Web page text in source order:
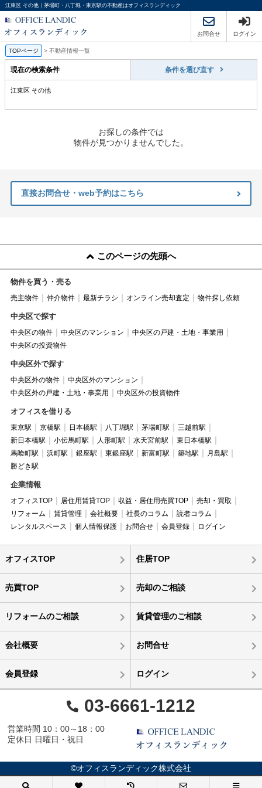
江東区 その他｜茅場町・八丁堀・東京駅の不動産はオフィスランディック
お問合せ ログイン
TOPページ > 不動産情報一覧
現在の検索条件 条件を選び直す
江東区 その他
お探しの条件では
物件が見つかりませんでした。
直接お問合せ・web予約はこちら
このページの先頭へ
物件を買う・売る
売主物件 仲介物件 最新チラシ オンライン売却査定 物件探し依頼
中央区で探す
中央区の物件 中央区のマンション
中央区の戸建・土地・事業用
中央区の投資物件
中央区外で探す
中央区外の物件
中央区外のマンション
中央区外の戸建・土地・事業用
中央区外の投資物件
オフィスを借りる
東京駅 京橋駅 日本橋駅 八丁堀駅 茅場町駅
三越前駅
新日本橋駅
小伝馬町駅 人形町駅 水天宮前駅
東日本橋駅
馬喰町駅
浜町駅 銀座駅 東銀座駅 新富町駅 築地駅
月島駅
勝どき駅
企業情報
オフィスTOP 居住用賃貸TOP 収益・居住用売買TOP
売却・買取
リフォーム
賃貸管理 会社概要 社長のコラム
読者コラム
レンタルスペース
個人情報保護 お問合せ 会員登録 ログイン
オフィスTOP 住居TOP
売買TOP 売却のご相談
リフォームのご相談 賃貸管理のご相談
会社概要 お問合せ
会員登録 ログイン
03-6661-1212
営業時間 10：00～18：00
定休日 日曜日・祝日
©オフィスランディック株式会社